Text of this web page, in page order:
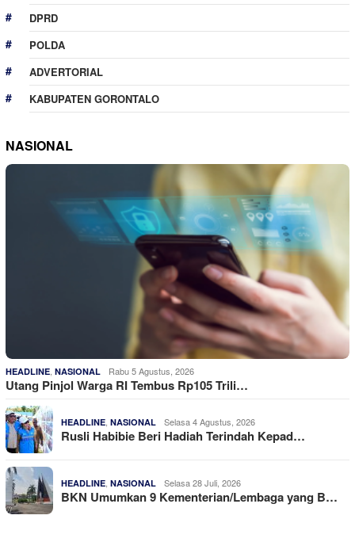
DPRD
POLDA
ADVERTORIAL
KABUPATEN GORONTALO
NASIONAL
HEADLINE NASIONAL Rabu 5 Agustus, 2026
Utang Pinjol Warga RI Tembus Rp105 Trili…
HEADLINE NASIONAL Selasa 4 Agustus, 2026
Rusli Habibie Beri Hadiah Terindah Kepad…
HEADLINE NASIONAL Selasa 28 Juli, 2026
BKN Umumkan 9 Kementerian/Lembaga yang B…